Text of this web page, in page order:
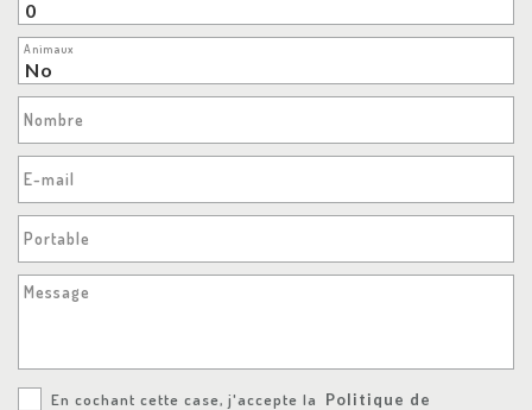
Animaux
Nombre
E-mail
Portable
Message
En cochant cette case, j'accepte la
Politique de